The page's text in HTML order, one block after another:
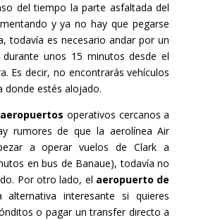
del tiempo la parte asfaltada del
y ya no hay que pegarse
todavía es necesario andar por un
unos 15 minutos desde el
Es decir, no encontrarás vehículos
donde estés alojado.
aeropuertos operativos cercanos a
rumores de que la aerolínea Air
a operar vuelos de Clark a
en bus de Banaue), todavía no
Por otro lado, el aeropuerto de
interesante si quieres
o pagar un transfer directo a